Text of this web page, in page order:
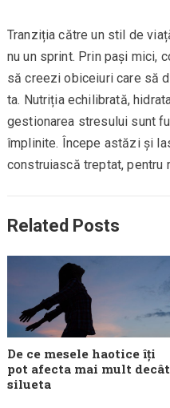
Tranziția către un stil de
nu un sprint. Prin pași mici,
să creezi obiceiuri care să
ta. Nutriția echilibrată,
gestionarea stresului sunt
împlinite. Începe astăzi și
construiască treptat, pentru
Related Posts
De ce mesele haotice îți
pot afecta mai mult decât
silueta